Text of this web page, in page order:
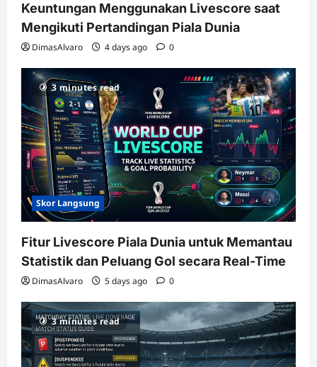
Keuntungan Menggunakan Livescore saat
Mengikuti Pertandingan Piala Dunia
DimasAlvaro 4 days ago 0
3 minutes read
Skor Langsung
Fitur Livescore Piala Dunia untuk Memantau
Statistik dan Peluang Gol secara Real-Time
DimasAlvaro 5 days ago 0
3 minutes read